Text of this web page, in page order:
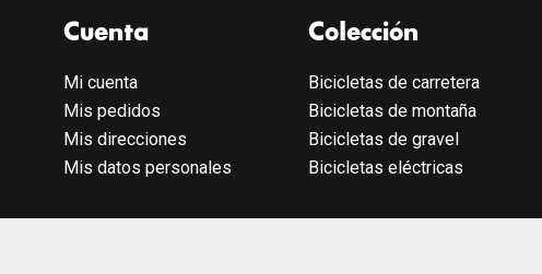
Cuenta
Mi cuenta
Mis pedidos
Mis direcciones
Mis datos personales
Colección
Bicicletas de carretera
Bicicletas de montaña
Bicicletas de gravel
Bicicletas eléctricas